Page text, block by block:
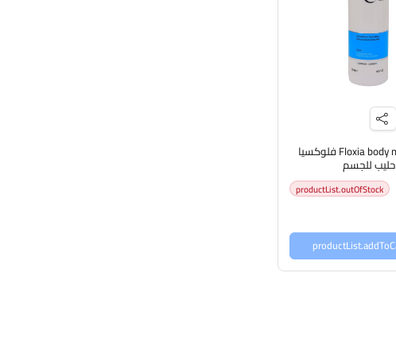
Floxia body milk 500ml فلوكسيا
حليب للجسم
productList.outOfStock